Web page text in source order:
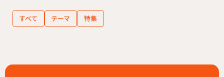
すべて テーマ 特集